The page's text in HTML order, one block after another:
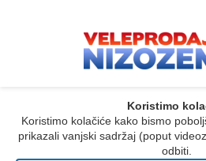
Koristimo
Koristimo kolačiće kako bismo
prikazali vanjski sadržaj (poput
odbiti.